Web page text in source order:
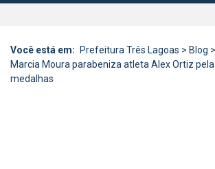
Você está em: Prefeitura Três Lagoas > Blog >
Marcia Moura parabeniza atleta Alex Ortiz
medalhas